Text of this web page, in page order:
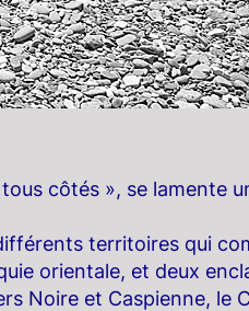
côtés », se lamente
territoires qui
orientale, et deux
Noire et Caspienne, le